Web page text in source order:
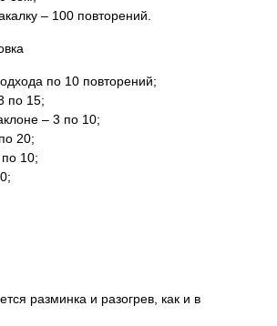
– 100 повторений.
по 10 повторений;
по 15;
– 3 по 10;
20;
10;
разминка и разогрев, как и в